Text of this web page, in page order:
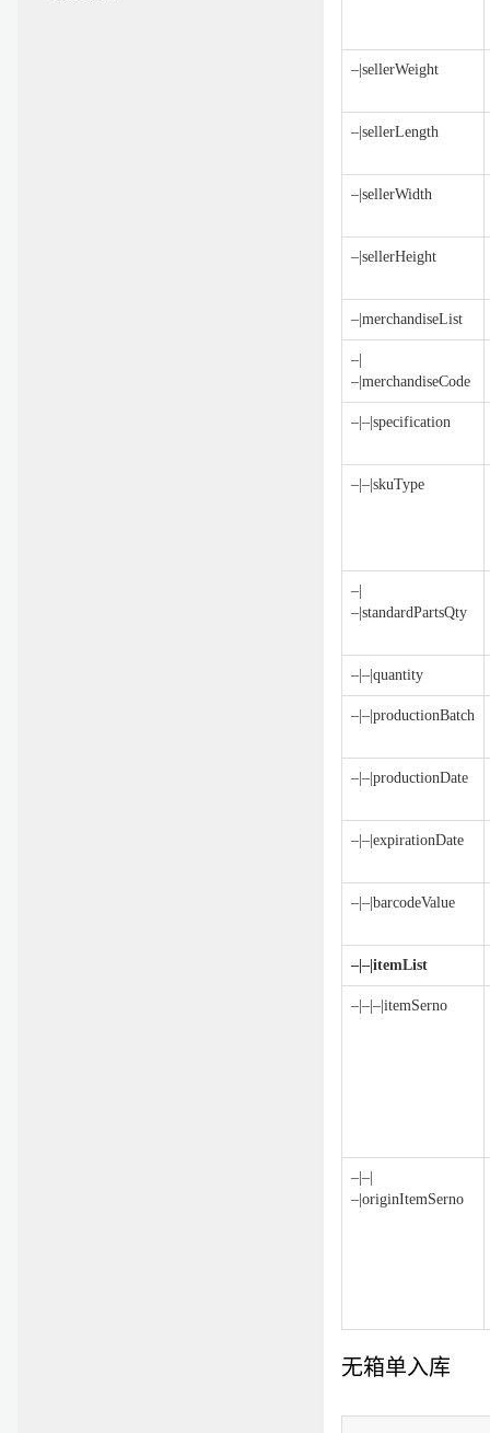
–|sellerWeight
–|sellerLength
–|sellerWidth
–|sellerHeight
–|merchandiseList
–|
–|merchandiseCode
–|–|specification
–|–|skuType
–|
–|standardPartsQty
–|–|quantity
–|–|productionBatch
–|–|productionDate
–|–|expirationDate
–|–|barcodeValue
–|–|itemList
–|–|–|itemSerno
–|–|
–|originItemSerno
无箱单入库